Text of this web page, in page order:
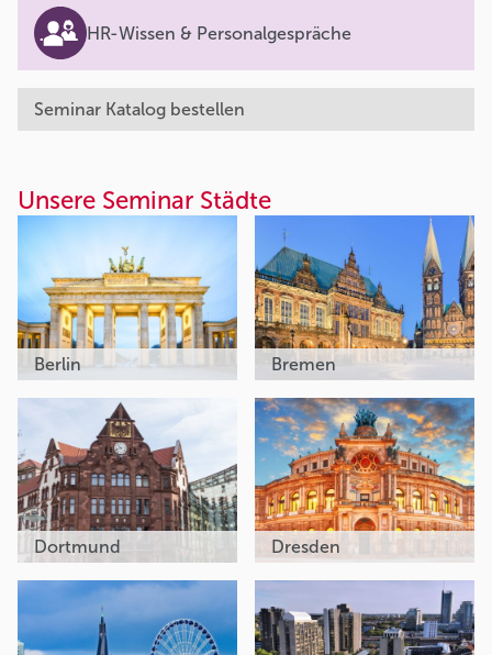
HR-Wissen & Personalgespräche
Seminar Katalog bestellen
Unsere Seminar Städte
Berlin Bremen
Dortmund Dresden